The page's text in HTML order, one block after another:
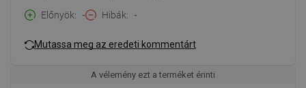
Előnyök
- Hibák -
Mutassa meg az eredeti kommentárt
A vélemény ezt a terméket érinti